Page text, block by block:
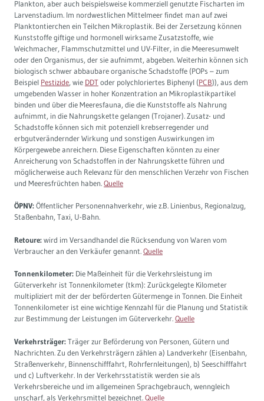
Plankton, aber auch beispielsweise kommerziell genutzte Fischarten im
Larvenstadium. Im nordwestlichen Mittelmeer findet man auf zwei
Planktontierchen ein Teilchen Mikroplastik. Bei der Zersetzung können
Kunststoffe giftige und hormonell wirksame Zusatzstoffe, wie
Weichmacher, Flammschutzmittel und UV-Filter, in die Meeresumwelt
oder den Organismus, der sie aufnimmt, abgeben. Weiterhin können sich
biologisch schwer abbaubare organische Schadstoffe (POPs – zum
Beispiel Pestizide, wie DDToder polychloriertes Biphenyl (PCB)), aus dem
umgebenden Wasser in hoher Konzentration an Mikroplastikpartikel
binden und über die Meeresfauna, die die Kunststoffe als Nahrung
aufnimmt, in die Nahrungskette gelangen (Trojaner). Zusatz- und
Schadstoffe können sich mit potenziell krebserregender und
erbgutverändernder Wirkung und sonstigen Auswirkungen im
Körpergewebe anreichern. Diese Eigenschaften könnten zu einer
Anreicherung von Schadstoffen in der Nahrungskette führen und
möglicherweise auch Relevanz für den menschlichen Verzehr von Fischen
und Meeresfrüchten haben.Quelle
ÖPNV:Öffentlicher Personennahverkehr, wie z.B. Linienbus, Regionalzug,
Staßenbahn, Taxi, U-Bahn.
Retoure:wird im Versandhandel die Rücksendung von Waren vom
Verbraucher an den Verkäufer genannt.Quelle
Tonnenkilometer: Die Maßeinheit für die Verkehrsleistung im
Güterverkehr ist Tonnenkilometer (tkm): Zurückgelegte Kilometer
multipliziert mit der der beförderten Gütermenge in Tonnen. Die Einheit
Tonnenkilometer ist eine wichtige Kennzahl für die Planung und Statistik
zur Bestimmung der Leistungen im Güterverkehr.Quelle
Verkehrsträger:Träger zur Beförderung von Personen, Gütern und
Nachrichten. Zu den Verkehrsträgern zählen a) Landverkehr (Eisenbahn,
Straßenverkehr, Binnenschifffahrt, Rohrfernleitungen), b) Seeschifffahrt
und c) Luftverkehr. In der Verkehrsstatistik werden sie als
Verkehrsbereiche und im allgemeinen Sprachgebrauch, wenngleich
unscharf, als Verkehrsmittel bezeichnet.Quelle